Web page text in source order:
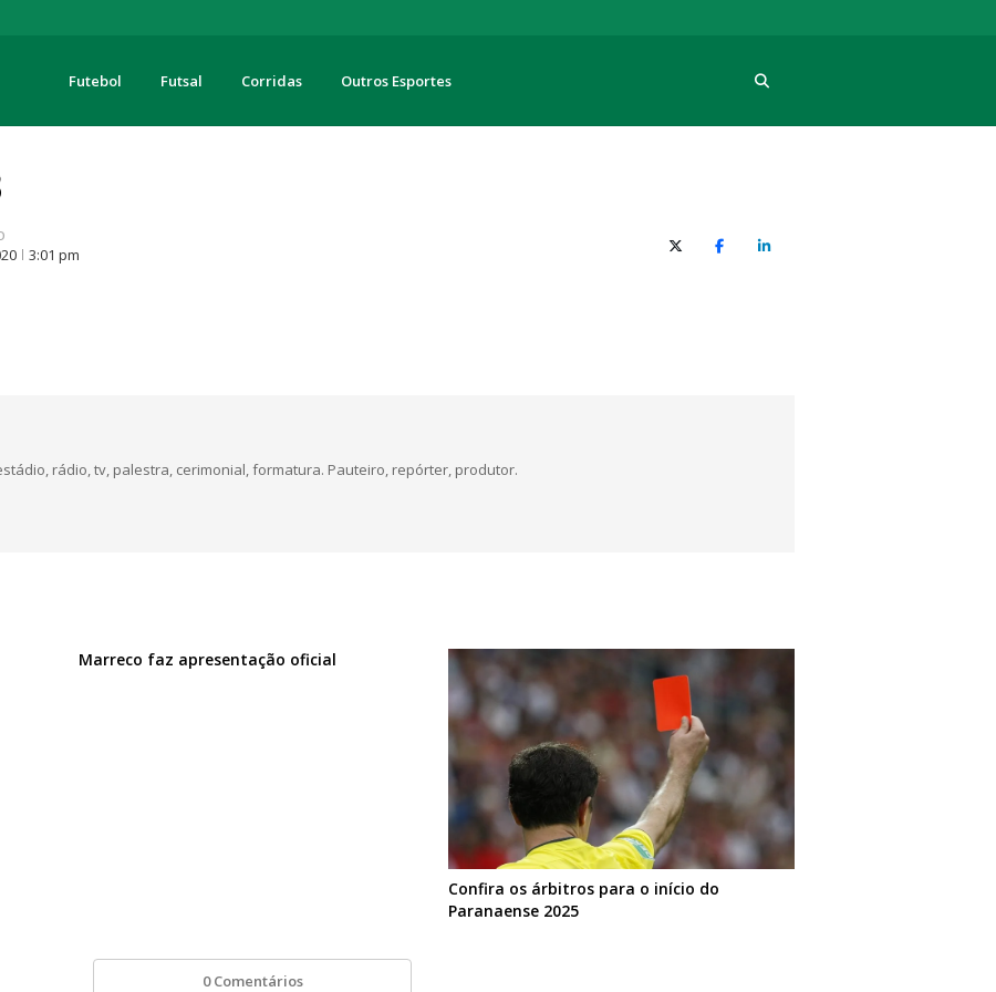
Futebol Futsal Corridas Outros Esportes
3:01 pm X (Twitter)FacebookO LinkedIn
rádio, tv, palestra, cerimonial, formatura. Pauteiro, repórter, produtor.
Marreco faz apresentação oficial
Confira os árbitros para o início do
Paranaense 2025
0 Comentários